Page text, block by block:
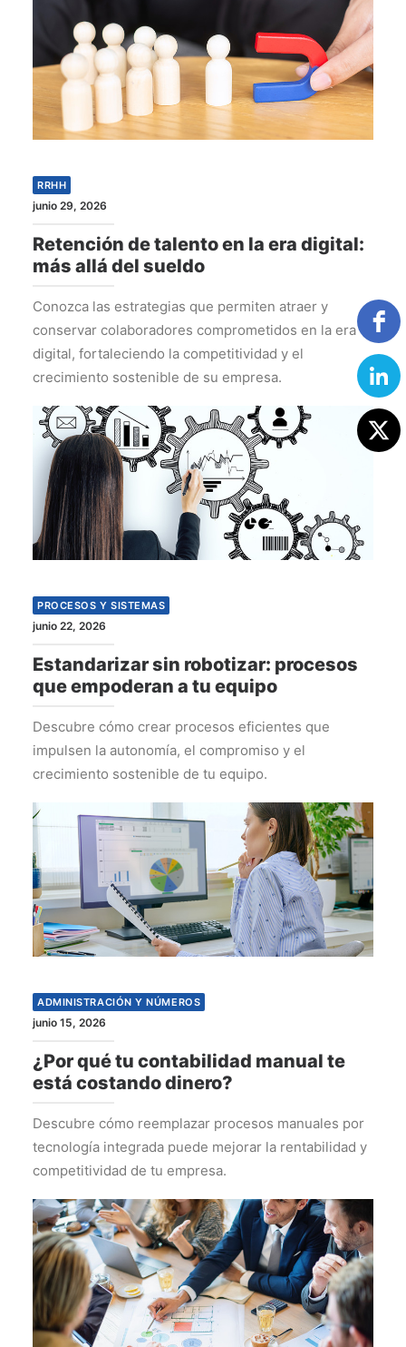
RRHH
junio 29, 2026
Retención de talento en la era digital:
más allá del sueldo
Conozca las estrategias que permiten atraer y
conservar colaboradores comprometidos en la era
digital, fortaleciendo la competitividad y el
crecimiento sostenible de su empresa.
PROCESOS Y SISTEMAS
junio 22, 2026
Estandarizar sin robotizar: procesos
que empoderan a tu equipo
Descubre cómo crear procesos eficientes que
impulsen la autonomía, el compromiso y el
crecimiento sostenible de tu equipo.
ADMINISTRACIÓN Y NÚMEROS
junio 15, 2026
¿Por qué tu contabilidad manual te
está costando dinero?
Descubre cómo reemplazar procesos manuales por
tecnología integrada puede mejorar la rentabilidad y
competitividad de tu empresa.